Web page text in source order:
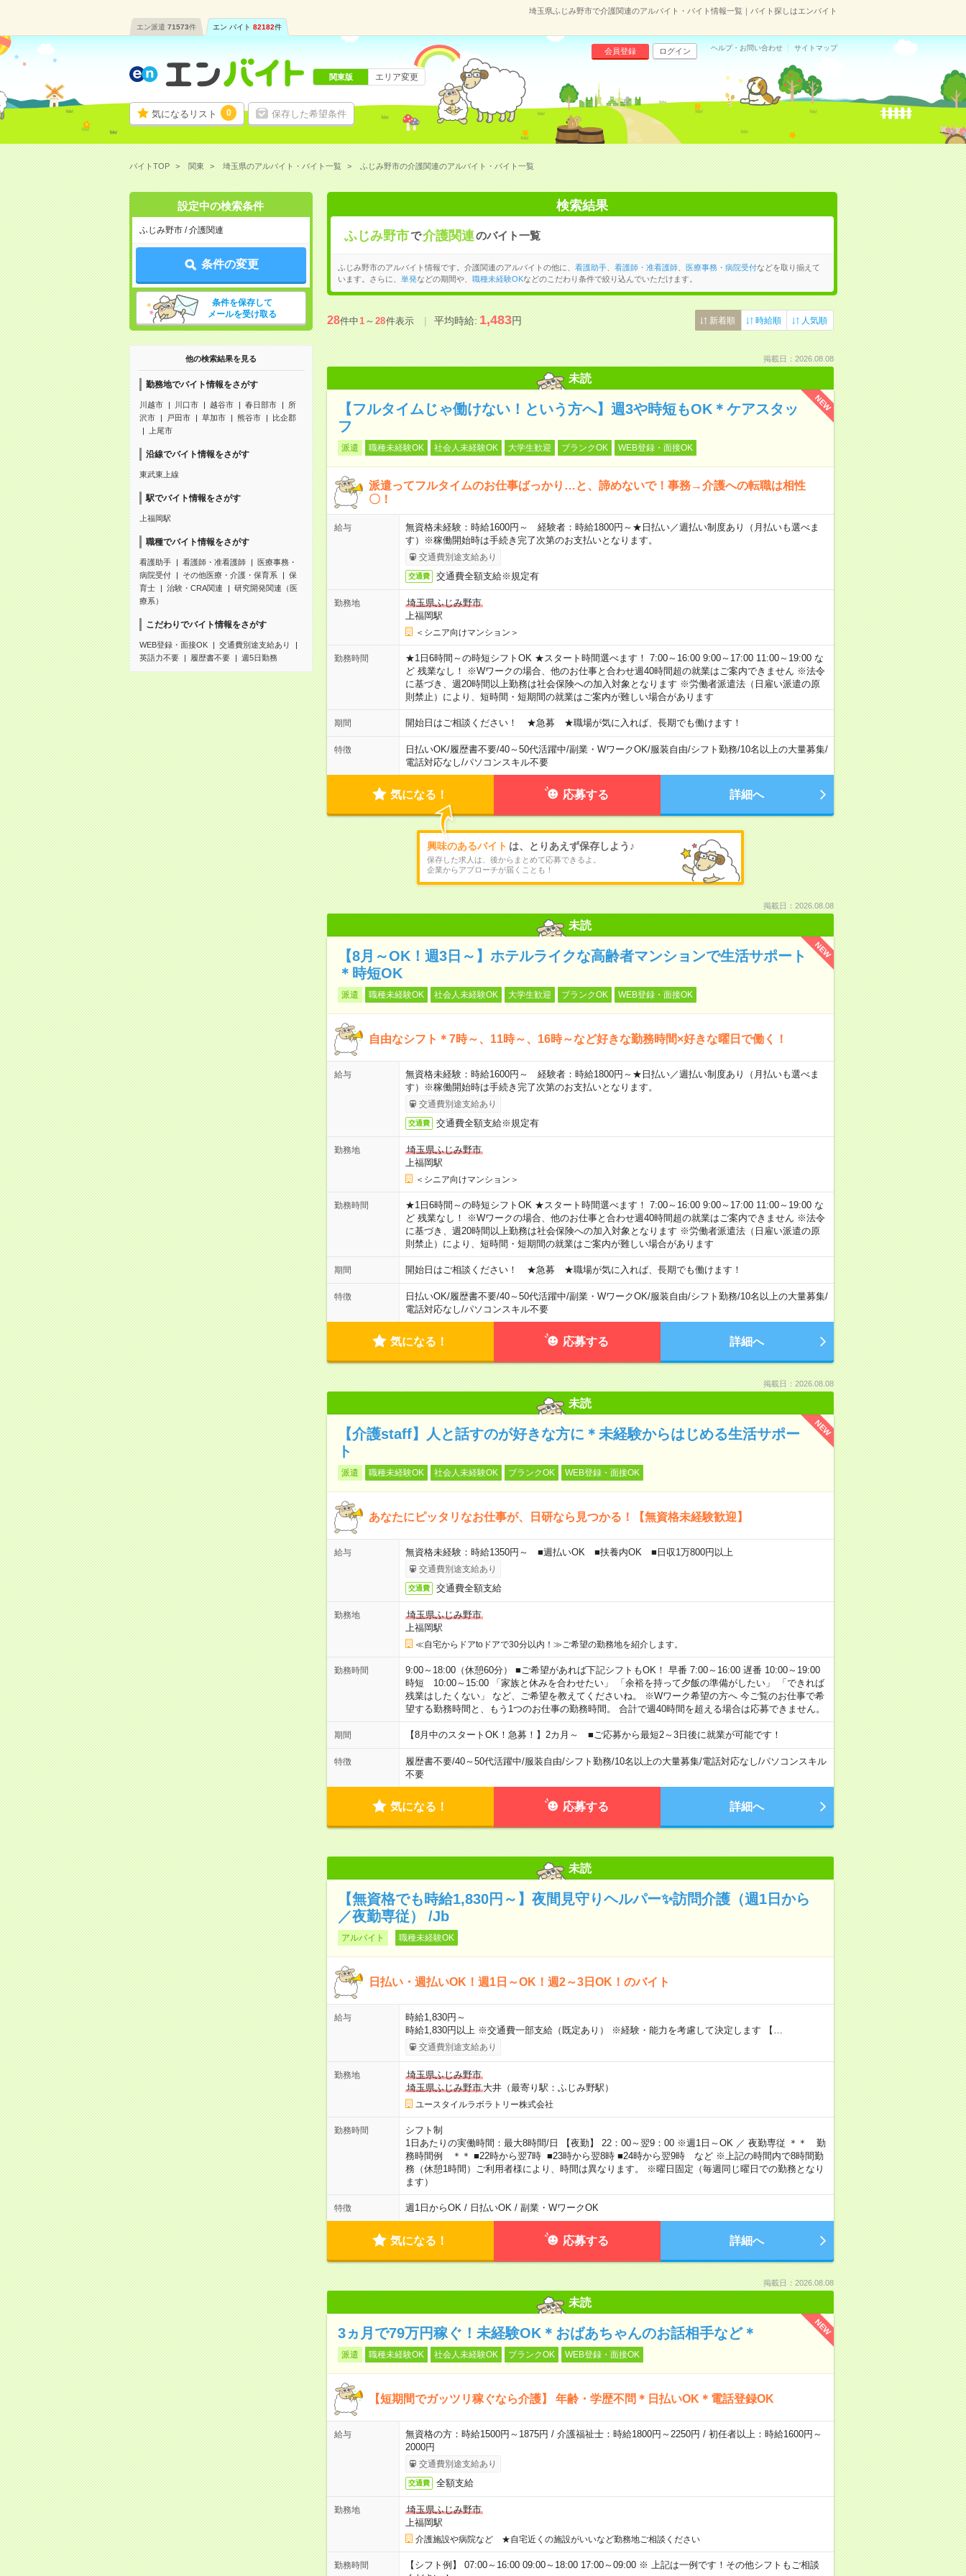
埼玉県ふじみ野市で介護関連のアルバイト・バイト情報一覧｜バイト探しはエンバイト
エン派遣 71573件 エン バイト 82182件
気になるリスト 0 保存した希望条件
会員登録 ログイン ヘルプ・お問い合わせ サイトマップ
関東版 エリア変更
バイトTOP 関東 埼玉県のアルバイト・バイト一覧 ふじみ野市の介護関連のアルバイト・バイト一覧
設定中の検索条件
ふじみ野市 / 介護関連
条件の変更
条件を保存して
メールを受け取る
他の検索結果を見る
勤務地でバイト情報をさがす
川越市 川口市 越谷市 春日部市
所
沢市
戸田市 草加市 熊谷市
比企郡
上尾市
沿線でバイト情報をさがす
東武東上線
駅でバイト情報をさがす
上福岡駅
職種でバイト情報をさがす
看護助手 看護師・准看護師
医療事務・
病院受付
その他医療・介護・保育系
保
育士
治験・CRA関連
研究開発関連（医
療系）
こだわりでバイト情報をさがす
WEB登録・面接OK
交通費別途支給あり
英語力不要
履歴書不要 週5日勤務
検索結果
ふじみ野市で介護関連のバイト一覧
ふじみ野市のアルバイト情報です。介護関連のアルバイトの他に、 看護助手、 看護師・准看護師、 医療事務・病院受付などを取り揃えて
います。さらに、
単発などの期間や、 職種未経験OKなどのこだわり条件で絞り込んでいただけます。
28件中1～28件表示 平均時給:1,483円 新着順 時給順 人気順
掲載日：2026.08.08
未読
NEW
【フルタイムじゃ働けない！という方へ】週3や時短もOK＊ケアスタッ
フ
派遣 職種未経験OK 社会人未経験OK 大学生歓迎 ブランクOK WEB登録・面接OK
派遣ってフルタイムのお仕事ばっかり…と、諦めないで！事務→介護への転職は相性
〇！
給与
無資格未経験：時給1600円～ 経験者：時給1800円～★日払い／週払い制度あり（月払いも選べま
す）※稼働開始時は手続き完了次第のお支払いとなります。
交通費別途支給あり
交通費 交通費全額支給※規定有
勤務地
埼玉県ふじみ野市
上福岡駅
＜シニア向けマンション＞
勤務時間
★1日6時間～の時短シフトOK ★スタート時間選べます！ 7:00～16:00 9:00～17:00 11:00～19:00 な
ど 残業なし！ ※Wワークの場合、他のお仕事と合わせ週40時間超の就業はご案内できません ※法令
に基づき、週20時間以上勤務は社会保険への加入対象となります ※労働者派遣法（日雇い派遣の原
則禁止）により、短時間・短期間の就業はご案内が難しい場合があります
期間 開始日はご相談ください！ ★急募 ★職場が気に入れば、長期でも働けます！
特徴 日払いOK/履歴書不要/40～50代活躍中/副業・WワークOK/服装自由/シフト勤務/10名以上の大量募集/
電話対応なし/パソコンスキル不要
気になる！ 応募する 詳細へ
興味のあるバイト は、とりあえず保存しよう♪
保存した求人は、後からまとめて応募できるよ。
企業からアプローチが届くことも！
掲載日：2026.08.08
未読
NEW
【8月～OK！週3日～】ホテルライクな高齢者マンションで生活サポート
＊時短OK
派遣 職種未経験OK 社会人未経験OK 大学生歓迎 ブランクOK WEB登録・面接OK
自由なシフト＊7時～、11時～、16時～など好きな勤務時間×好きな曜日で働く！
給与
無資格未経験：時給1600円～ 経験者：時給1800円～★日払い／週払い制度あり（月払いも選べま
す）※稼働開始時は手続き完了次第のお支払いとなります。
交通費別途支給あり
交通費 交通費全額支給※規定有
勤務地
埼玉県ふじみ野市
上福岡駅
＜シニア向けマンション＞
勤務時間
★1日6時間～の時短シフトOK ★スタート時間選べます！ 7:00～16:00 9:00～17:00 11:00～19:00 な
ど 残業なし！ ※Wワークの場合、他のお仕事と合わせ週40時間超の就業はご案内できません ※法令
に基づき、週20時間以上勤務は社会保険への加入対象となります ※労働者派遣法（日雇い派遣の原
則禁止）により、短時間・短期間の就業はご案内が難しい場合があります
期間 開始日はご相談ください！ ★急募 ★職場が気に入れば、長期でも働けます！
特徴 日払いOK/履歴書不要/40～50代活躍中/副業・WワークOK/服装自由/シフト勤務/10名以上の大量募集/
電話対応なし/パソコンスキル不要
気になる！ 応募する 詳細へ
掲載日：2026.08.08
未読
NEW
【介護staff】人と話すのが好きな方に＊未経験からはじめる生活サポー
ト
派遣 職種未経験OK 社会人未経験OK ブランクOK WEB登録・面接OK
あなたにピッタリなお仕事が、日研なら見つかる！【無資格未経験歓迎】
給与 無資格未経験：時給1350円～ ■週払いOK ■扶養内OK ■日収1万800円以上
交通費別途支給あり
交通費 交通費全額支給
勤務地
埼玉県ふじみ野市
上福岡駅
≪自宅からドアtoドアで30分以内！≫ご希望の勤務地を紹介します。
勤務時間
9:00～18:00（休憩60分） ■ご希望があれば下記シフトもOK！ 早番 7:00～16:00 遅番 10:00～19:00
時短 10:00～15:00 「家族と休みを合わせたい」 「余裕を持って夕飯の準備がしたい」 「できれば
残業はしたくない」 など、ご希望を教えてくださいね。 ※Wワーク希望の方へ 今ご覧のお仕事で希
望する勤務時間と、もう1つのお仕事の勤務時間。 合計で週40時間を超える場合は応募できません。
期間 【8月中のスタートOK！急募！】2カ月～ ■ご応募から最短2～3日後に就業が可能です！
特徴 履歴書不要/40～50代活躍中/服装自由/シフト勤務/10名以上の大量募集/電話対応なし/パソコンスキル
不要
気になる！ 応募する 詳細へ
未読
【無資格でも時給1,830円～】夜間見守りヘルパー✨訪問介護（週1日から
／夜勤専従） /Jb
アルバイト 職種未経験OK
日払い・週払いOK！週1日～OK！週2～3日OK！のバイト
給与
時給1,830円～
時給1,830円以上 ※交通費一部支給（既定あり） ※経験・能力を考慮して決定します 【…
交通費別途支給あり
勤務地
埼玉県ふじみ野市
埼玉県ふじみ野市大井（最寄り駅：ふじみ野駅）
ユースタイルラボラトリー株式会社
勤務時間
シフト制
1日あたりの実働時間：最大8時間/日 【夜勤】 22：00～翌9：00 ※週1日～OK ／ 夜勤専従 ＊＊ 勤
務時間例 ＊＊ ■22時から翌7時 ■23時から翌8時 ■24時から翌9時 など ※上記の時間内で8時間勤
務（休憩1時間）ご利用者様により、時間は異なります。 ※曜日固定（毎週同じ曜日での勤務となり
ます）
特徴 週1日からOK / 日払いOK / 副業・WワークOK
気になる！ 応募する 詳細へ
掲載日：2026.08.08
未読
NEW
3ヵ月で79万円稼ぐ！未経験OK＊おばあちゃんのお話相手など＊
派遣 職種未経験OK 社会人未経験OK ブランクOK WEB登録・面接OK
【短期間でガッツリ稼ぐなら介護】 年齢・学歴不問＊日払いOK＊電話登録OK
給与
無資格の方：時給1500円～1875円 / 介護福祉士：時給1800円～2250円 / 初任者以上：時給1600円～
2000円
交通費別途支給あり
交通費 全額支給
勤務地
埼玉県ふじみ野市
上福岡駅
介護施設や病院など ★自宅近くの施設がいいなど勤務地ご相談ください
勤務時間
【シフト例】 07:00～16:00 09:00～18:00 17:00～09:00 ※ 上記は一例です！その他シフトもご相談